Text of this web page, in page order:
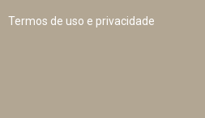
Termos de uso e privacidade